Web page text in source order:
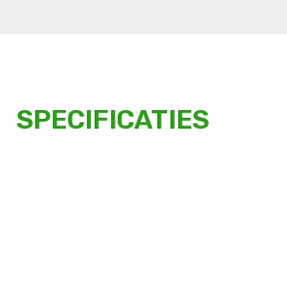
SPECIFICATIES